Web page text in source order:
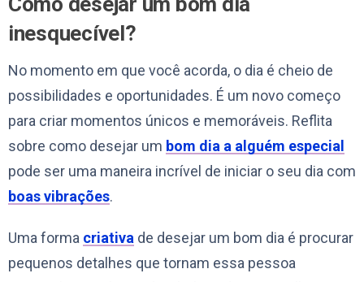
inesquecível?
No momento em que você acorda, o dia é cheio de
possibilidades e oportunidades. É um novo começo
para criar momentos únicos e memoráveis. Reflita
sobre como desejar um bom dia a alguém especial
pode ser uma maneira incrível de iniciar o seu dia com
boas vibrações.
Uma forma criativa de desejar um bom dia é procurar
pequenos detalhes que tornam essa pessoa